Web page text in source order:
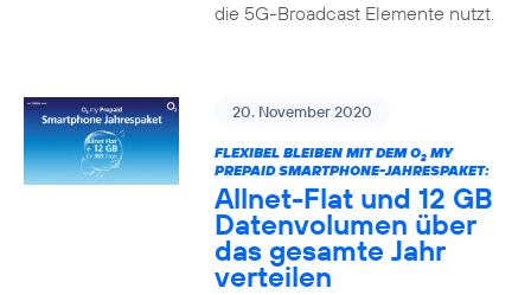
die 5G-Broadcast Elemente nutzt.
20. November 2020
FLEXIBEL BLEIBEN MIT DEM O2MY
PREPAID SMARTPHONE-JAHRESPAKET:
Allnet-Flat und 12 GB
Datenvolumen über
das gesamte Jahr
verteilen